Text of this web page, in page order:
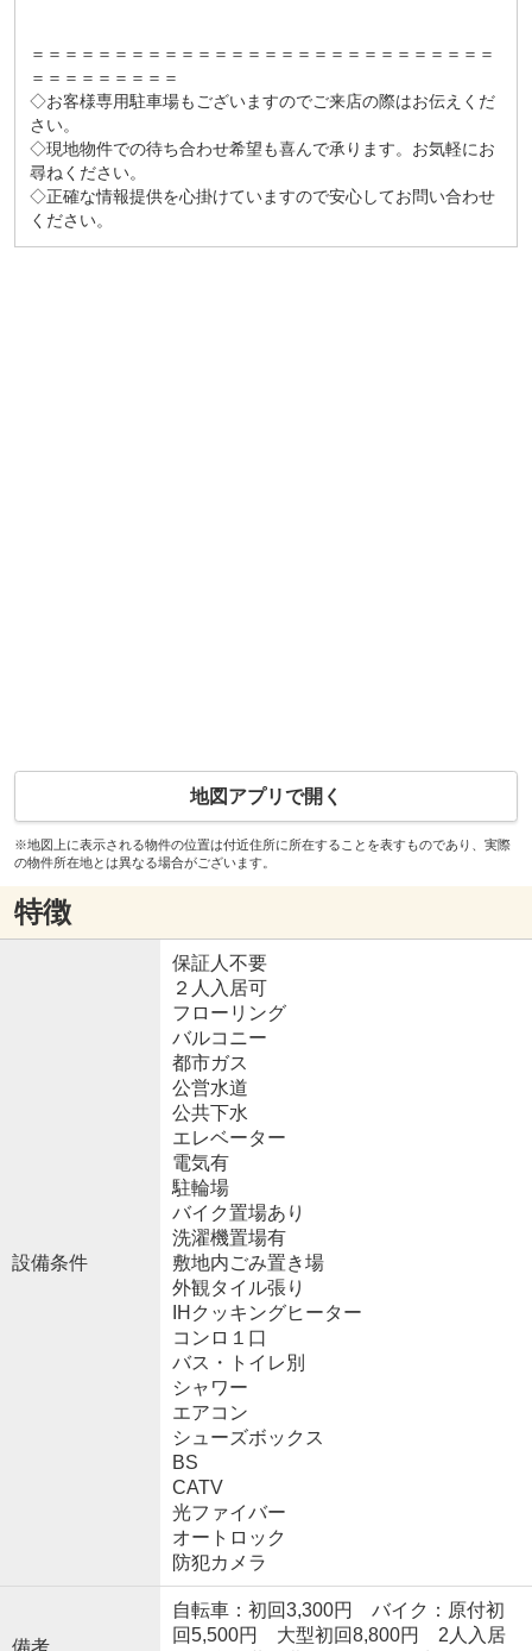
＝＝＝＝＝＝＝＝＝＝＝＝＝＝＝＝＝＝＝＝＝＝＝＝＝＝＝＝
＝＝＝＝＝＝＝＝＝
◇お客様専用駐車場もございますのでご来店の際はお伝えくだ
さい。
◇現地物件での待ち合わせ希望も喜んで承ります。お気軽にお
尋ねください。
◇正確な情報提供を心掛けていますので安心してお問い合わせ
ください。
地図アプリで開く
※地図上に表示される物件の位置は付近住所に所在することを表すものであり、実際
の物件所在地とは異なる場合がございます。
特徴
設備条件
保証人不要
２人入居可
フローリング
バルコニー
都市ガス
公営水道
公共下水
エレベーター
電気有
駐輪場
バイク置場あり
洗濯機置場有
敷地内ごみ置き場
外観タイル張り
IHクッキングヒーター
コンロ１口
バス・トイレ別
シャワー
エアコン
シューズボックス
BS
CATV
光ファイバー
オートロック
防犯カメラ
備考
自転車：初回3,300円 バイク：原付初
回5,500円 大型初回8,800円 2人入居